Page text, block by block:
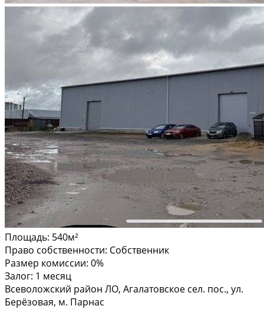
Площадь: 540м²
Право собственности: Собственник
Размер комиссии: 0%
Залог: 1 месяц
Всеволожский район ЛО, Агалатовское сел. пос., ул.
Берёзовая, м. Парнас